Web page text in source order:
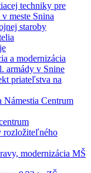
techniky pre
meste Snina
staroby
a modernizácia
armády v Snine
priateľstva na
Námestia Centrum
rozložiteľného
modernizácia MŠ